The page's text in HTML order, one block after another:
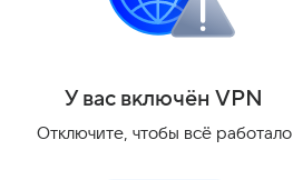
У вас включён VPN
Отключите, чтобы всё работало